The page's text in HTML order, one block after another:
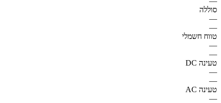
סוללה
—
—
טווח חשמלי
—
—
טעינה DC
—
—
טעינה AC
—